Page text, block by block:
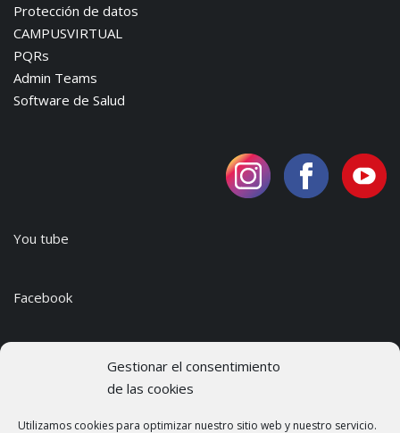
Gestionar el consentimiento
de las cookies
Utilizamos cookies para optimizar nuestro sitio web y nuestro servicio.
Protección de datos
CAMPUSVIRTUAL
PQRs
Admin Teams
Software de Salud
You tube
Facebook